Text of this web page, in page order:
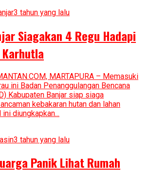
3 tahun yang lalu
Siagakan 4 Regu Hadapi
MARTAPURA – Memasuki
ini Badan Penanggulangan Bencana
Kabupaten Banjar siap siaga
kebakaran hutan dan lahan
ini diungkapkan...
3 tahun yang lalu
Panik Lihat Rumah